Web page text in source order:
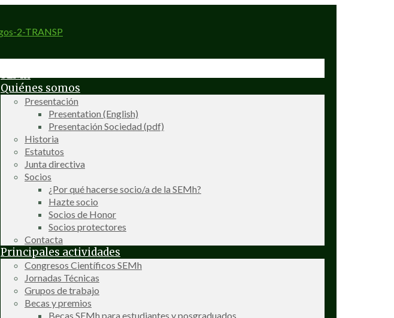
SEMh
Quiénes somos
Presentación
Presentation (English)
Presentación Sociedad (pdf)
Historia
Estatutos
Junta directiva
Socios
¿Por qué hacerse socio/a de la SEMh?
Hazte socio
Socios de Honor
Socios protectores
Contacta
Principales actividades
Congresos Científicos SEMh
Jornadas Técnicas
Grupos de trabajo
Becas y premios
Becas SEMh para estudiantes y posgraduados